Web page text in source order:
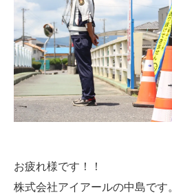
お疲れ様です！！
株式会社アイアールの中島です。